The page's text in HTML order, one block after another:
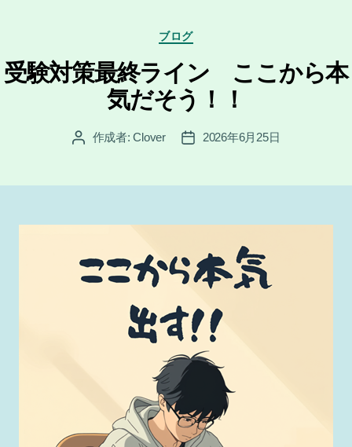
カ
テ
ゴ
ー
ブログ
受験対策最終ライン ここから本
気だそう！！
投 作成者:Clover
投
2026年6月25日